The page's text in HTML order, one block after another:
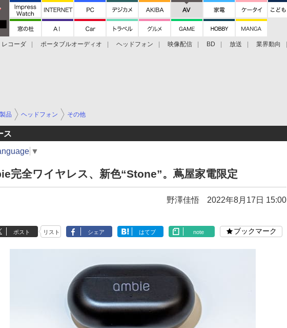
レコーダ ポータブルオーディオ ヘッドフォン 映像配信 BD 放送 業界動向
製品 ヘッドフォン その他
ス
▼
完全ワイヤレス、新色“Stone”。蔦屋家電限定
野澤佳悟 2022年8月17日 15:00
ポスト リスト シェア はてブ note ブックマーク